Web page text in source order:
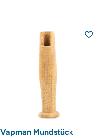
Vapman Mundstück